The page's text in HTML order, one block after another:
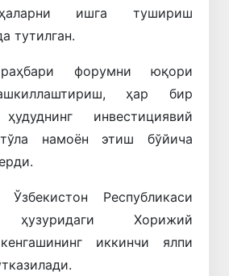
ишга тушириш
тутилган.
форумни юқори
ҳар бир
инвестициявий
намоён этиш бўйича
Республикаси
ҳузуридаги Хорижий
иккинчи ялпи